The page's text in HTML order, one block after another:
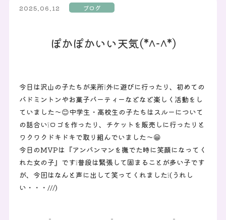
2025.06.12 ブログ
ぽかぽかいい天気(*^-^*)
今日は沢山の子たちが来所❕外に遊びに行ったり、初めての
バドミントンやお菓子パーティーなどなど楽しく活動をし
ていました～😊中学生・高校生の子たちはスルーについて
の話合い❕ロゴを作ったり、チケットを販売しに行ったりと
ワクワクドキドキで取り組んでいました～😁
今日のMVPは『アンパンマンを撫でた時に笑顔になってく
れた女の子』です❕普段は緊張して固まることが多い子です
が、今回はなんと声に出して笑ってくれました❕(うれし
い・・・///)